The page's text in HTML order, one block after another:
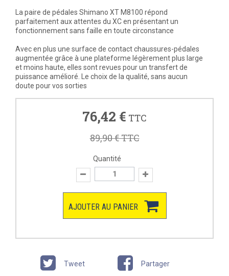
Lapaire de pédales Shimano XT M8100 répond
parfaitement aux attentes du XC en présentant un
fonctionnement sans faille en toute circonstance
Avec en plus une surface de contact chaussures-pédales
augmentée grâce à une plateforme légèrement plus large
et moins haute, elles sont revues pour un transfert de
puissance amélioré. Le choix de la qualité, sans aucun
doute pour vos sorties
76,42 € TTC
89,90 €TTC
Quantité
AJOUTER AU PANIER
Tweet Partager